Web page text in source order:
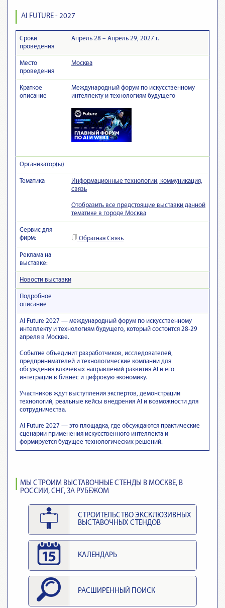
AI FUTURE - 2027
Сроки
проведения
Апрель 28 – Апрель 29, 2027 г.
Место
проведения
Москва
Краткое
описание
Международный форум по искусственному
интеллекту и технологиям будущего
Организатор(ы)
Тематика
Информационные технологии, коммуникация,
связь
Отобразить все предстоящие выставки данной
тематике в городе Москва
Сервис для
фирм:
Обратная Связь
Реклама на
выставке:
Новости выставки
Подробное
описание
AI Future 2027 — международный форум по искусственному
интеллекту и технологиям будущего, который состоится 28-29
апреля в Москве.
Событие объединит разработчиков, исследователей,
предпринимателей и технологические компании для
обсуждения ключевых направлений развития AI и его
интеграции в бизнес и цифровую экономику.
Участников ждут выступления экспертов, демонстрации
технологий, реальные кейсы внедрения AI и возможности для
сотрудничества.
AI Future 2027 — это площадка, где обсуждаются практические
сценарии применения искусственного интеллекта и
формируется будущее технологических решений.
МЫ СТРОИМ ВЫСТАВОЧНЫЕ СТЕНДЫ В МОСКВЕ, В
РОССИИ, СНГ, ЗА РУБЕЖОМ
СТРОИТЕЛЬСТВО ЭКСКЛЮЗИВНЫХ
ВЫСТАВОЧНЫХ СТЕНДОВ
КАЛЕНДАРЬ
РАСШИРЕННЫЙ ПОИСК